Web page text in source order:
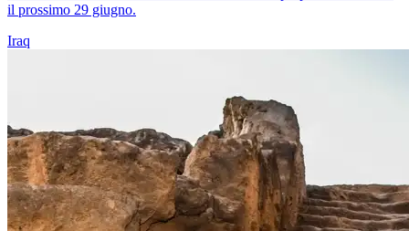
il prossimo 29 giugno.
Iraq